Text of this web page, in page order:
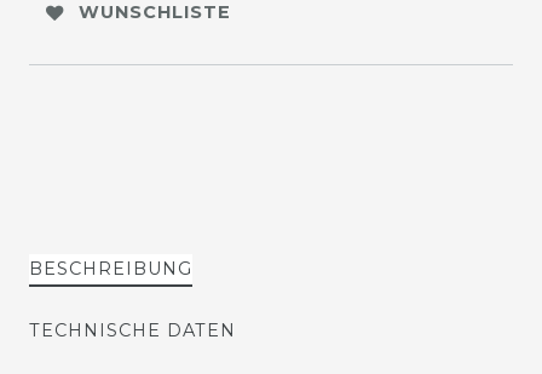
WUNSCHLISTE
BESCHREIBUNG
TECHNISCHE DATEN